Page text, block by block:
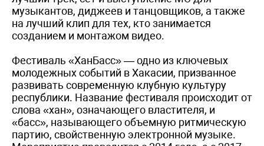
музыкантов, диджеев и танцовщиков, а также
на лучший клип для тех, кто занимается
созданием и монтажом видео.
Фестиваль «ХанБасс» — одно из ключевых
молодежных событий в Хакасии, призванное
развивать современную клубную культуру
республики. Название фестиваля происходит от
слова «хан», означающего властителя, и
«басс», называющего объемную ритмическую
партию, свойственную электронной музыке.